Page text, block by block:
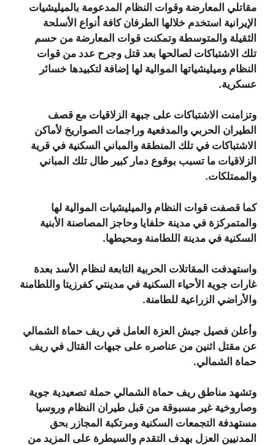
مقاتلي المعارضة وقوات النظام المدعومة بالميليشيات
الإيرانية استخدم خلالها الطرفان كافة أنواع الأسلحة
الثقيلة والمتوسطة وتمكنت قوات المعارضة من حسم
تلك الاشتباكات لصالحها بعد قتل وجرح عدد من قوات
النظام وميليشياتها الموالية لها إضافة لتكبيدها خسائر
عسكرية.
وتزامنت الاشتباكات على جبهة الزلاقيات مع قصف
الطيران الحربي والمدفعية وراجمات الصواريخ لأماكن
الاشتباكات في تلك المنطقة والمباني السكنية في قرية
الزلاقيات ما تسبب بوقوع دمار كبير طال تلك المباني
والممتلكات.
كما قصفت قوات النظام والميليشيات الموالية لها
والمتمركزة في مدينة حلفايا وحاجز المصاصنة الأبنية
السكنية في مدينة اللطامنة ومحيطها.
واستهدفت المقاتلات الحربية التابعة لنظام الأسد بعدة
غارات جوية الأحياء السكنية في مدينتي كفرزيتا واللطامنة
والأراضي الزراعية للطامنة.
وأعلن فصيل جيش العزة العامل في ريف حماة الشمالي
عن مقتل اثنين من عناصره على جبهات القتال في ريف
حماة الشمالي.
وتشهد مناطق ريف حماة الشمالي حملة تصعيدية جوية
وصاروخية غير مسبوقة من قبل طيران النظام وروسيا
مستهدفة التجمعات السكنية ومرتكبة المجازر بحق
المدنيين العزل بهدف التقدم والسيطرة على المزيد من